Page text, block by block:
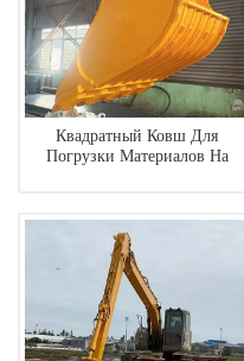
Квадратный Ковш Для
Погрузки Материалов На